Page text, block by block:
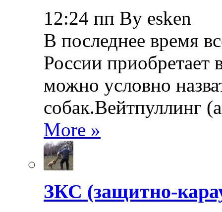
12:24 пп By esken
В последнее время
России приобретает
можно условно
собак.Вейтпуллинг
More »
ЗКС (защитно-